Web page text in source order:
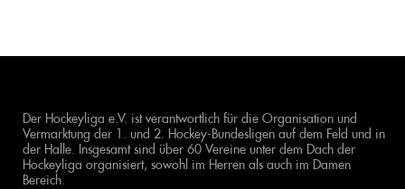
Der Hockeyliga e.V. ist verantwortlich für die Organisation und
Vermarktung der 1. und 2. Hockey-Bundesligen auf dem Feld und in
der Halle. Insgesamt sind über 60 Vereine unter dem Dach der
Hockeyliga organisiert, sowohl im Herren als auch im Damen
Bereich.